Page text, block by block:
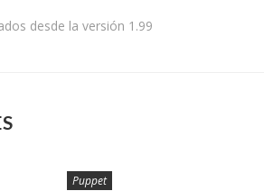
desde la versión 1.99
Puppet